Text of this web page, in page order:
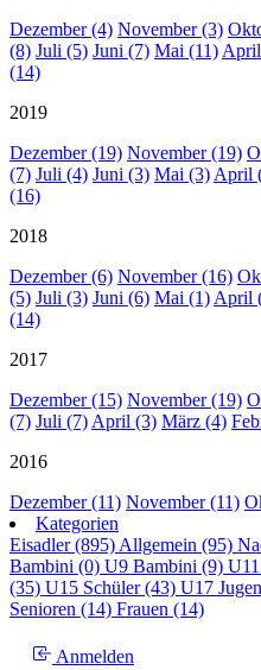
Dezember (4) November (3)
(8) Juli (5) Juni (7) Mai (11)
(14)
2019
Dezember (19) November (19)
(7) Juli (4) Juni (3) Mai (3) April
(16)
2018
Dezember (6) November (16)
(5) Juli (3) Juni (6) Mai (1) April
(14)
2017
Dezember (15) November (19)
(7) Juli (7) April (3) März (4)
2016
Dezember (11) November (11)
Kategorien
Eisadler (895) Allgemein (95)
Bambini (0) U9 Bambini (9)
(35) U15 Schüler (43) U17
Senioren (14) Frauen (14)
Anmelden